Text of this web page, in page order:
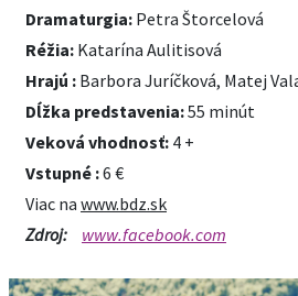
Dramaturgia: Petra Štorcelová
Réžia: Katarína Aulitisová
Hrajú : Barbora Juríčková, Matej
Dĺžka predstavenia:55 minút
Veková vhodnosť: 4 +
Vstupné :6 €
Viac na www.bdz.sk
Zdroj:
www.facebook.com